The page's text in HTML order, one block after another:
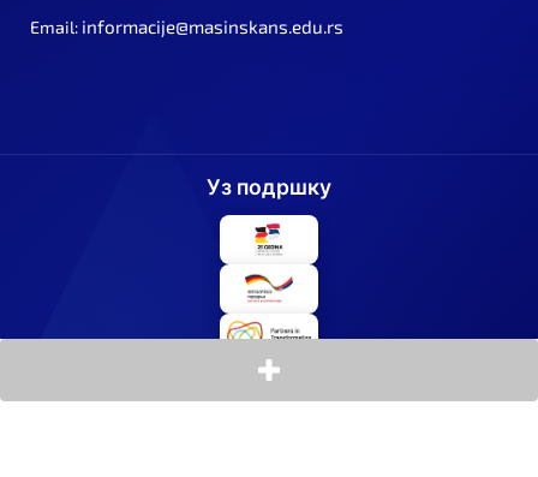
Email: informacije@masinskans.edu.rs
Уз подршку